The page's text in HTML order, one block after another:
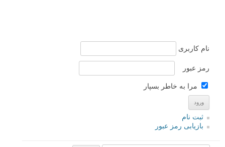
نام کاربری
رمز عبور
مرا به خاطر بسپار
ثبت نام
بازیابی رمز عبور